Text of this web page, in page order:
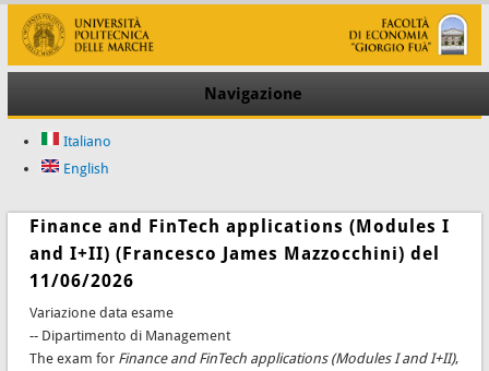
Navigazione
Italiano
English
Finance and FinTech applications (Modules I
and I+II) (Francesco James Mazzocchini) del
11/06/2026
Variazione data esame
-- Dipartimento di Management
The exam for Finance and FinTech applications (Modules I and I+II),